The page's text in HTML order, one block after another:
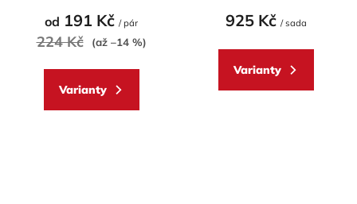
produktu
5
od 191 Kč / pár
224 Kč (až –14 %)
Varianty
925 Kč / sada
Varianty